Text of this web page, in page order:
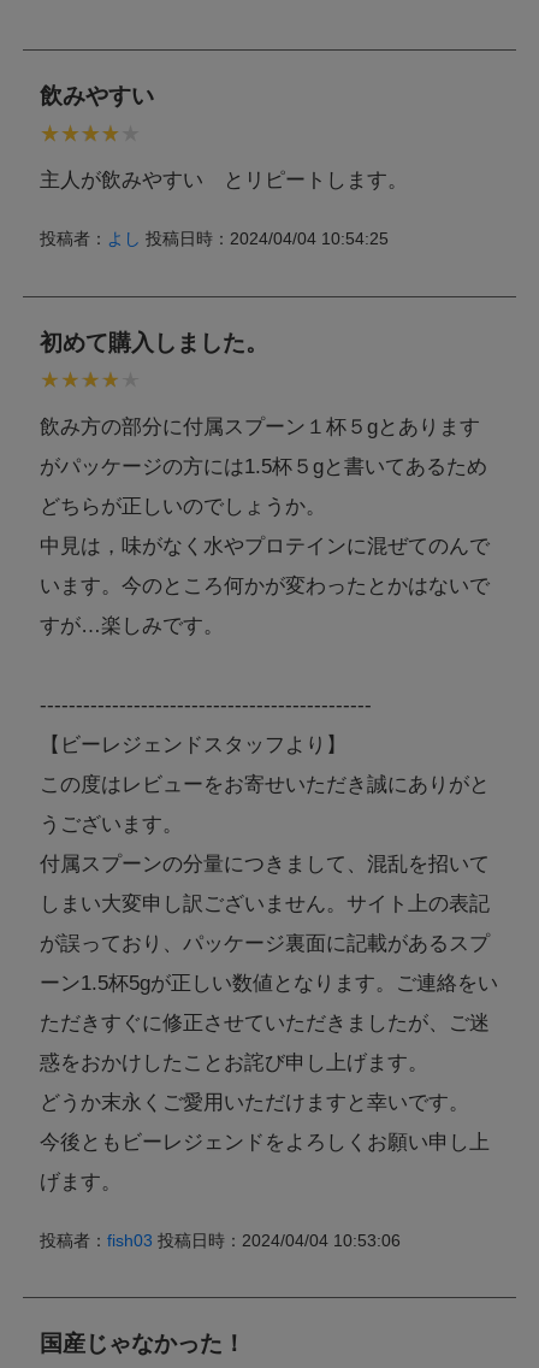
飲みやすい
主人が飲みやすい とリピートします。
投稿者： よし 投稿日時：2024/04/04 10:54:25
初めて購入しました。
飲み方の部分に付属スプーン１杯５gとあります
がパッケージの方には1.5杯５gと書いてあるため
どちらが正しいのでしょうか。
中見は，味がなく水やプロテインに混ぜてのんで
います。今のところ何かが変わったとかはないで
すが…楽しみです。
----------------------------------------------
【ビーレジェンドスタッフより】
この度はレビューをお寄せいただき誠にありがと
うございます。
付属スプーンの分量につきまして、混乱を招いて
しまい大変申し訳ございません。サイト上の表記
が誤っており、パッケージ裏面に記載があるスプ
ーン1.5杯5gが正しい数値となります。ご連絡をい
ただきすぐに修正させていただきましたが、ご迷
惑をおかけしたことお詫び申し上げます。
どうか末永くご愛用いただけますと幸いです。
今後ともビーレジェンドをよろしくお願い申し上
げます。
投稿者：fish03 投稿日時：2024/04/04 10:53:06
国産じゃなかった！